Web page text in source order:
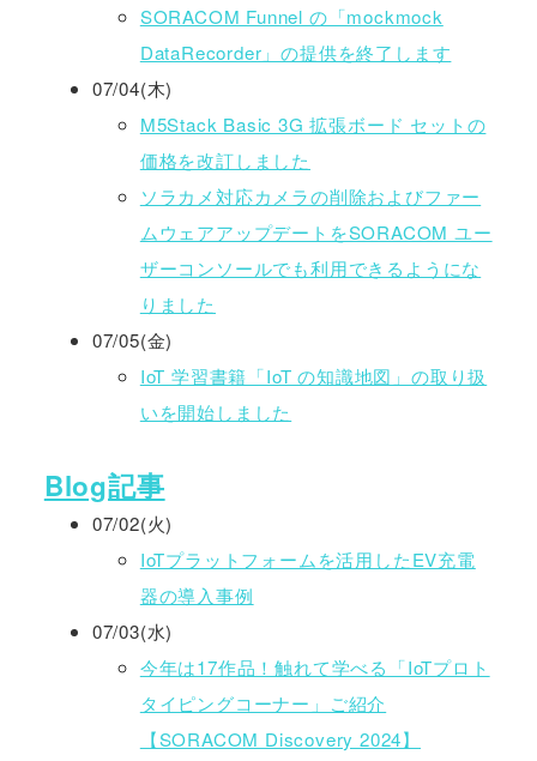
SORACOM Funnel の「mockmock
DataRecorder」の提供を終了します
07/04(木)
M5Stack Basic 3G 拡張ボード セットの
価格を改訂しました
ソラカメ対応カメラの削除およびファー
ムウェアアップデートをSORACOM ユー
ザーコンソールでも利用できるようにな
りました
07/05(金)
IoT 学習書籍「IoT の知識地図」の取り扱
いを開始しました
Blog記事
07/02(火)
IoTプラットフォームを活用したEV充電
器の導入事例
07/03(水)
今年は17作品！触れて学べる「IoTプロト
タイピングコーナー」ご紹介
【SORACOM Discovery 2024】